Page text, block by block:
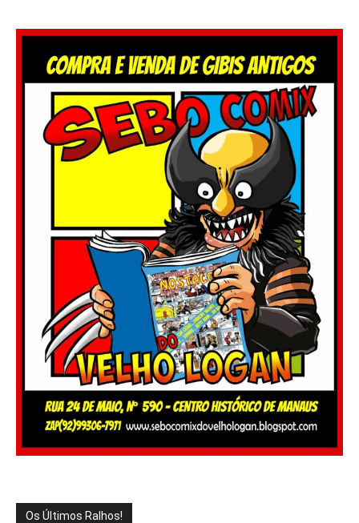
Os Últimos Ralhos!